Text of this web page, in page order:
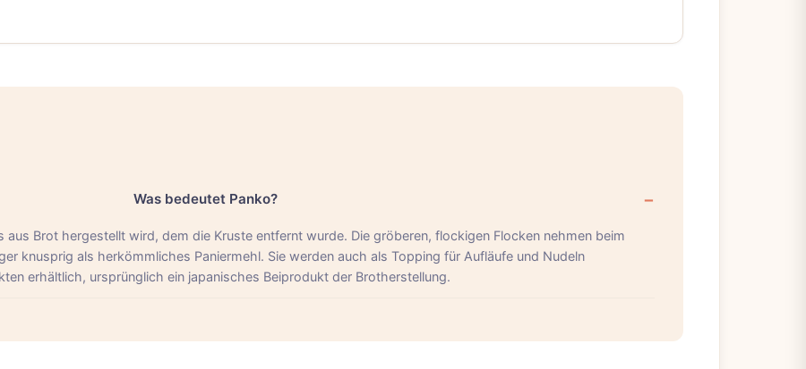
Was bedeutet Panko?
aus Brot hergestellt wird, dem die Kruste entfernt wurde. Die gröberen, flockigen Flocken nehmen beim
knusprig als herkömmliches Paniermehl. Sie werden auch als Topping für Aufläufe und Nudeln
erhältlich, ursprünglich ein japanisches Beiprodukt der Brotherstellung.